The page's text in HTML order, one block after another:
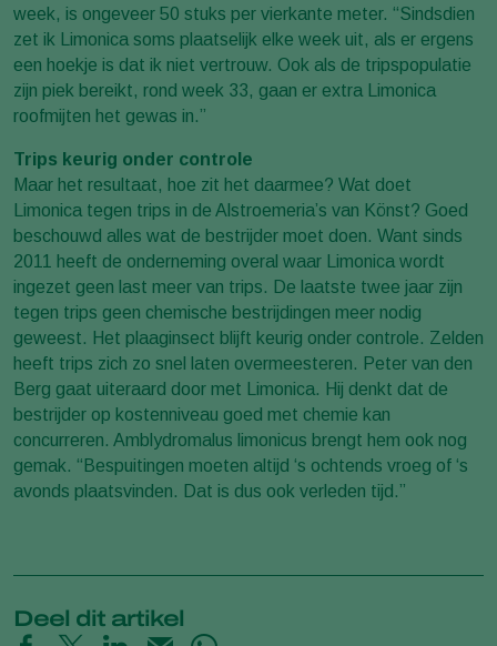
week, is ongeveer 50 stuks per vierkante meter. “Sindsdien
zet ik Limonica soms plaatselijk elke week uit, als er ergens
een hoekje is dat ik niet vertrouw. Ook als de tripspopulatie
zijn piek bereikt, rond week 33, gaan er extra Limonica
roofmijten het gewas in.”
Trips keurig onder controle
Maar het resultaat, hoe zit het daarmee? Wat doet
Limonica tegen trips in de Alstroemeria’s van Könst? Goed
beschouwd alles wat de bestrijder moet doen. Want sinds
2011 heeft de onderneming overal waar Limonica wordt
ingezet geen last meer van trips. De laatste twee jaar zijn
tegen trips geen chemische bestrijdingen meer nodig
geweest. Het plaaginsect blijft keurig onder controle. Zelden
heeft trips zich zo snel laten overmeesteren. Peter van den
Berg gaat uiteraard door met Limonica. Hij denkt dat de
bestrijder op kostenniveau goed met chemie kan
concurreren. Amblydromalus limonicus brengt hem ook nog
gemak. “Bespuitingen moeten altijd ‘s ochtends vroeg of ‘s
avonds plaatsvinden. Dat is dus ook verleden tijd.”
Deel dit artikel